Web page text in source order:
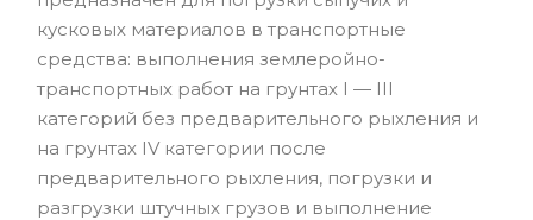
кусковых материалов в транспортные
средства: выполнения землеройно-
транспортных работ на грунтах I — III
категорий без предварительного рыхления и
на грунтах IV категории после
предварительного рыхления, погрузки и
разгрузки штучных грузов и выполнение